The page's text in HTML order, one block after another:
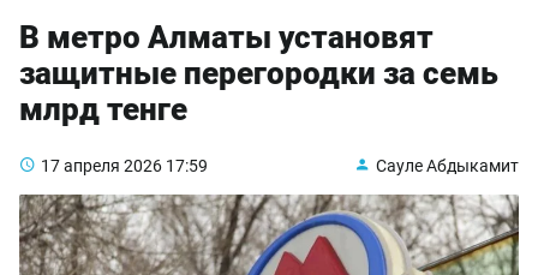
В метро Алматы установят
защитные перегородки за семь
млрд тенге
17 апреля 2026 17:59 Сауле Абдыкамит